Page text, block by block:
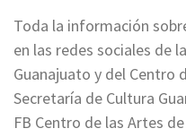
Toda la información
en las redes sociales de
Guanajuato y del Centro
Secretaría de Cultura
FB Centro de las Artes